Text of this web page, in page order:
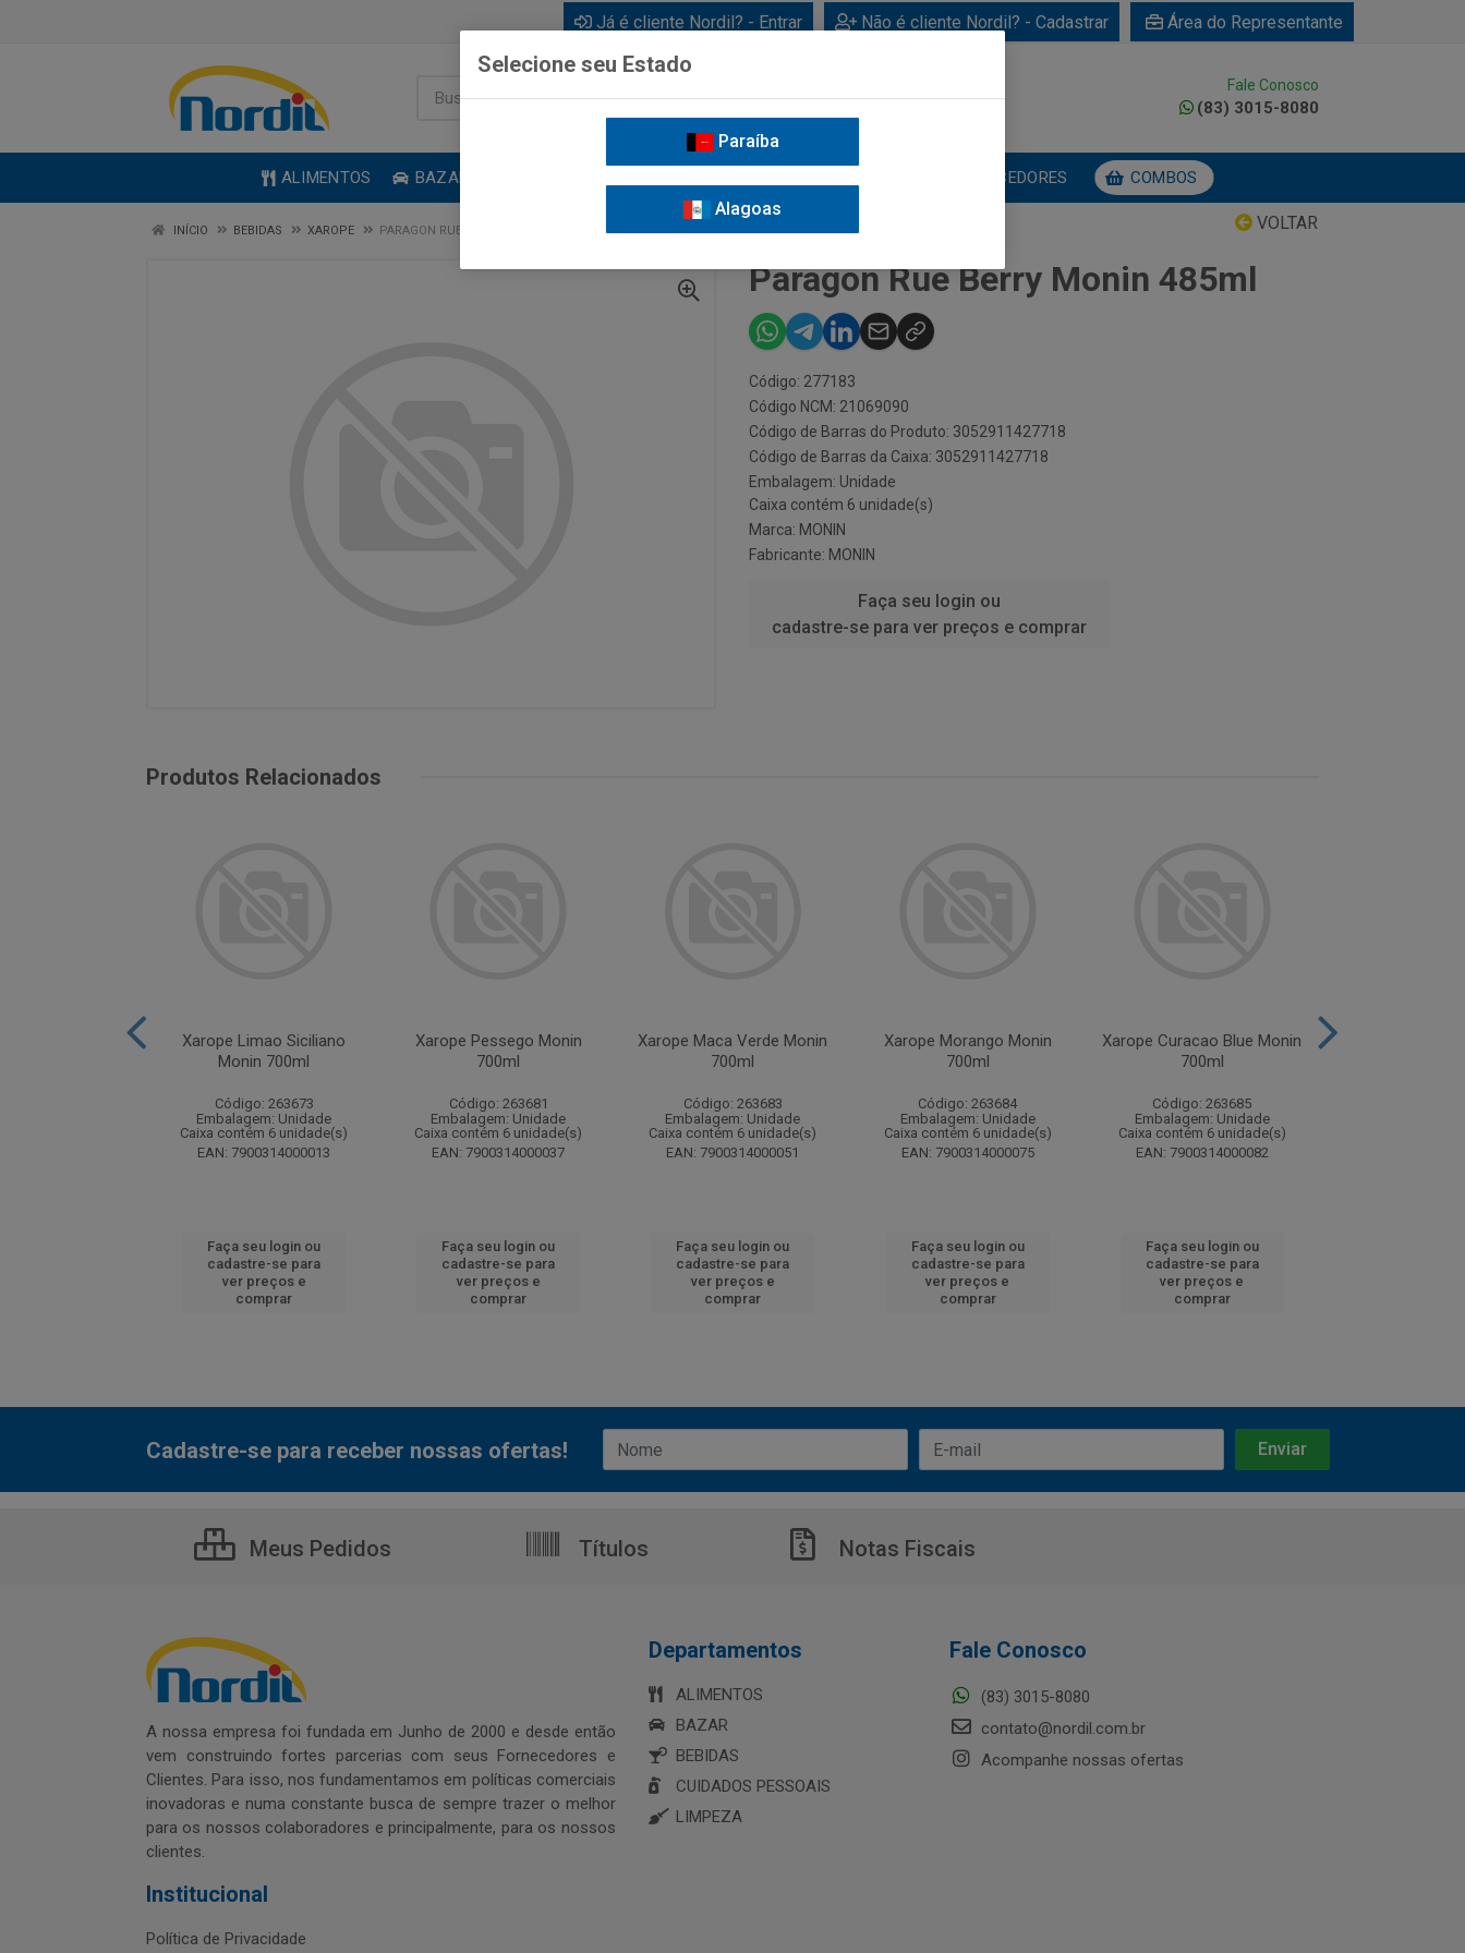
Já é cliente Nordil? - Entrar Não é cliente Nordil? - Cadastrar Área do Representante
Fale Conosco
(83) 3015-8080
ALIMENTOS BAZAR FORNECEDORES COMBOS
VOLTAR
INÍCIO BEBIDAS XAROPE PARAGON RUE BERRY MONIN 485ML
Paragon Rue Berry Monin 485ml
Código: 277183
Código NCM: 21069090
Código de Barras do Produto: 3052911427718
Código de Barras da Caixa: 3052911427718
Embalagem: Unidade
Caixa contém 6 unidade(s)
Marca: MONIN
Fabricante: MONIN
Faça seu login ou
cadastre-se para ver preços e comprar
Produtos Relacionados
Xarope Limao Siciliano
Monin 700ml
Código: 263673
Embalagem: Unidade
Caixa contém 6 unidade(s)
EAN: 7900314000013
Faça seu login ou
cadastre-se para
ver preços e
comprar
Xarope Pessego Monin
700ml
Código: 263681
Embalagem: Unidade
Caixa contém 6 unidade(s)
EAN: 7900314000037
Faça seu login ou
cadastre-se para
ver preços e
comprar
Xarope Maca Verde Monin
700ml
Código: 263683
Embalagem: Unidade
Caixa contém 6 unidade(s)
EAN: 7900314000051
Faça seu login ou
cadastre-se para
ver preços e
comprar
Xarope Morango Monin
700ml
Código: 263684
Embalagem: Unidade
Caixa contém 6 unidade(s)
EAN: 7900314000075
Faça seu login ou
cadastre-se para
ver preços e
comprar
Xarope Curacao Blue Monin
700ml
Código: 263685
Embalagem: Unidade
Caixa contém 6 unidade(s)
EAN: 7900314000082
Faça seu login ou
cadastre-se para
ver preços e
comprar
Cadastre-se para receber nossas ofertas!
Meus Pedidos Títulos Notas Fiscais
A nossa empresa foi fundada em Junho de 2000 e desde então
vem construindo fortes parcerias com seus Fornecedores e
Clientes. Para isso, nos fundamentamos em políticas comerciais
inovadoras e numa constante busca de sempre trazer o melhor
para os nossos colaboradores e principalmente, para os nossos
clientes.
Institucional
Política de Privacidade
Departamentos
ALIMENTOS
BAZAR
BEBIDAS
CUIDADOS PESSOAIS
LIMPEZA
Fale Conosco
(83) 3015-8080
contato@nordil.com.br
Acompanhe nossas ofertas
Selecione seu Estado
Paraíba
Alagoas